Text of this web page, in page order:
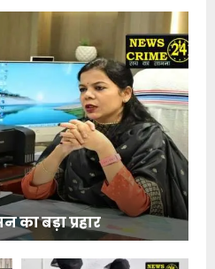
का बड़ा प्रहार